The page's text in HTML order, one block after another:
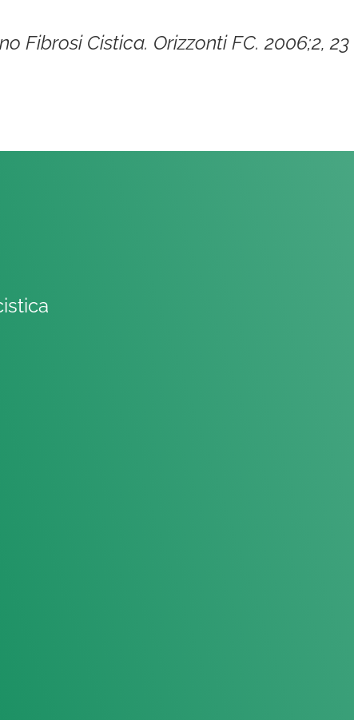
Fibrosi Cistica. Orizzonti FC. 2006;2,